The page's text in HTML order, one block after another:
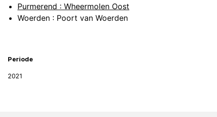
Purmerend : Wheermolen Oost
Woerden : Poort van Woerden
Periode
2021